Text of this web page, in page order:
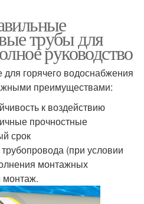
трубы для
руководство
горячего водоснабжения
преимуществами:
к воздействию
прочностные
срок
(при условии
монтажных
монтаж.